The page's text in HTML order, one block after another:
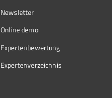
Newsletter
Online demo
Expertenbewertung
Expertenverzeichnis